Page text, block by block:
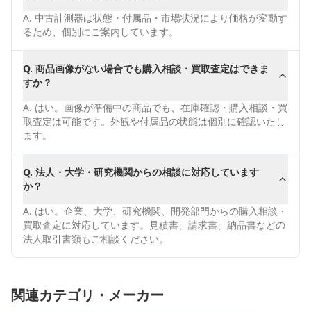
A. 中古計測器は状態・付属品・市場状況により価格が変動す
るため、個別にご案内しています。
Q. 商品画像がない場合でも購入相談・買取査定はできま
すか？
A. はい。画像が準備中の商品でも、在庫確認・購入相談・買
取査定は可能です。外観や付属品の状態は個別に確認いたし
ます。
Q. 法人・大学・研究機関からの相談に対応しています
か？
A. はい。企業、大学、研究機関、開発部門からの購入相談・
買取査定に対応しています。見積書、請求書、納品書などの
法人取引書類もご相談ください。
関連カテゴリ・メーカー